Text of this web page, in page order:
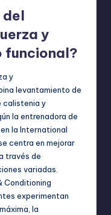
del
y
funcional?
y
levantamiento de
calistenia y
la entrenadora de
la International
centra en mejorar
través de
variadas.
Conditioning
experimentan
la